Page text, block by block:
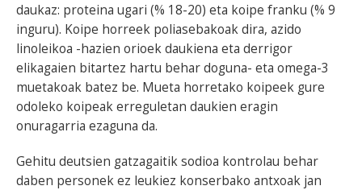
daukaz: proteina ugari (% 18-20) eta koipe franku (% 9
inguru). Koipe horreek poliasebakoak dira, azido
linoleikoa -hazien orioek daukiena eta derrigor
elikagaien bitartez hartu behar doguna- eta omega-3
muetakoak batez be. Mueta horretako koipeek gure
odoleko koipeak erreguletan daukien eragin
onuragarria ezaguna da.
Gehitu deutsien gatzagaitik sodioa kontrolau behar
daben personek ez leukiez konserbako antxoak jan